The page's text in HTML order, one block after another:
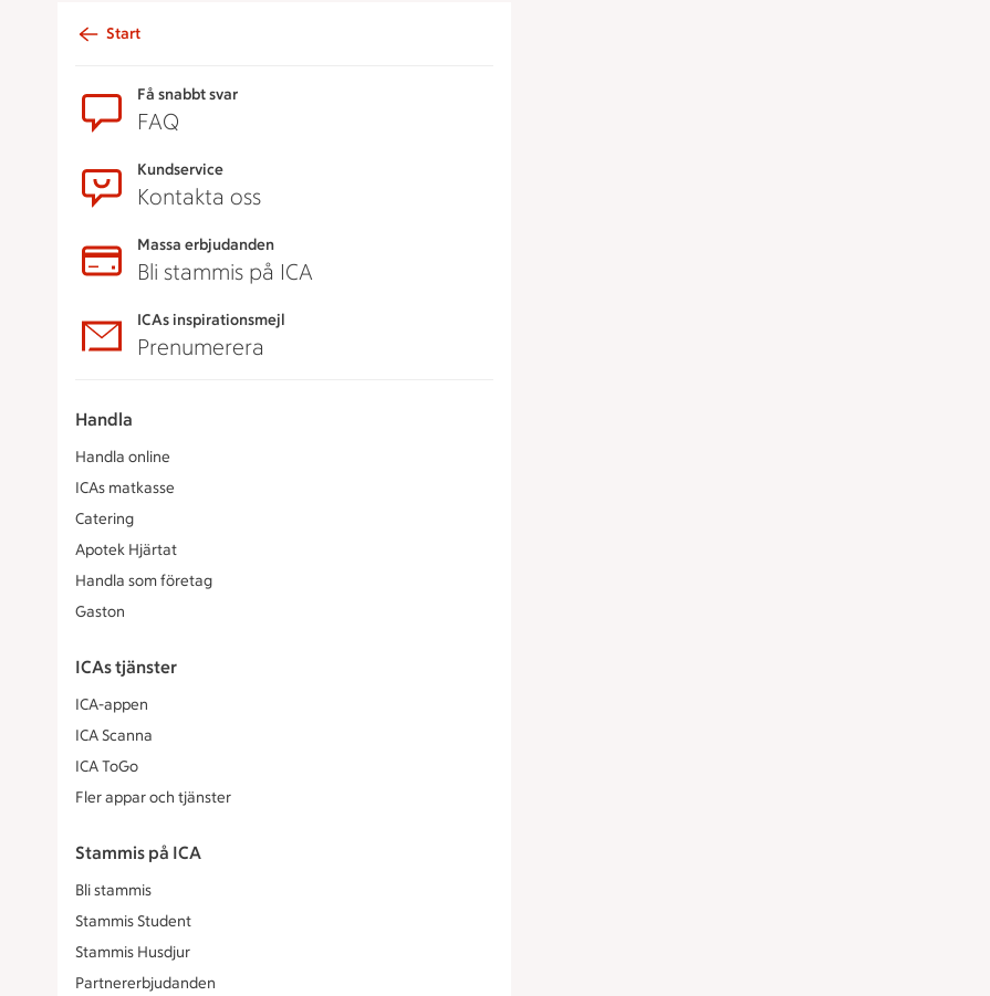
Start
Få snabbt svar
FAQ
Kundservice
Kontakta oss
Massa erbjudanden
Bli stammis på ICA
ICAs inspirationsmejl
Prenumerera
Handla
Handla online
ICAs matkasse
Catering
Apotek Hjärtat
Handla som företag
Gaston
ICAs tjänster
ICA-appen
ICA Scanna
ICA ToGo
Fler appar och tjänster
Stammis på ICA
Bli stammis
Stammis Student
Stammis Husdjur
Partnererbjudanden